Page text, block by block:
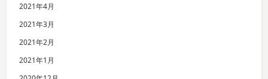
2021年4月
2021年3月
2021年2月
2021年1月